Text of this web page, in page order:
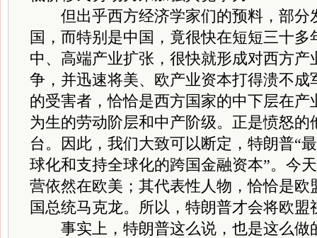
但出乎西方经济学家们的预料，部分
国，而特别是中国，竟很快在短短三十多
中、高端产业扩张，很快就形成对西方产
争，并迅速将美、欧产业资本打得溃不成
的受害者，恰恰是西方国家的中下层在产
为生的劳动阶层和中产阶级。正是愤怒的
台。因此，我们大致可以断定，特朗普“
球化和支持全球化的跨国金融资本”。今
营依然在欧美；其代表性人物，恰恰是欧
国总统马克龙。所以，特朗普才会将欧盟
事实上，特朗普这么说，也是这么做